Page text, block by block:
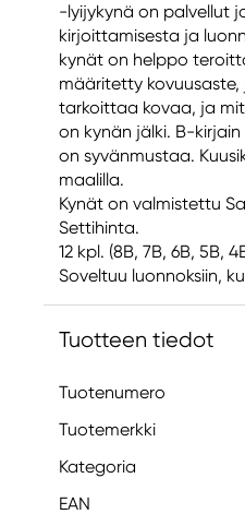
-lyijykynä on palvellut
kirjoittamisesta ja
kynät on helppo
määritetty kovuusaste,
tarkoittaa kovaa, ja
on kynän jälki. B-
on syvänmustaa.
maalilla.
Kynät on valmistettu
Settihinta.
12 kpl. (8B, 7B, 6B, 5B,
Soveltuu luonnoksiin,
Tuotteen tiedot
Tuotenumero
Tuotemerkki
Kategoria
EAN